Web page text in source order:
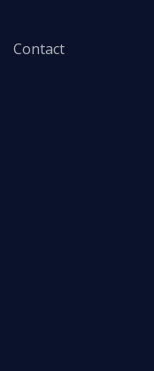
Contact